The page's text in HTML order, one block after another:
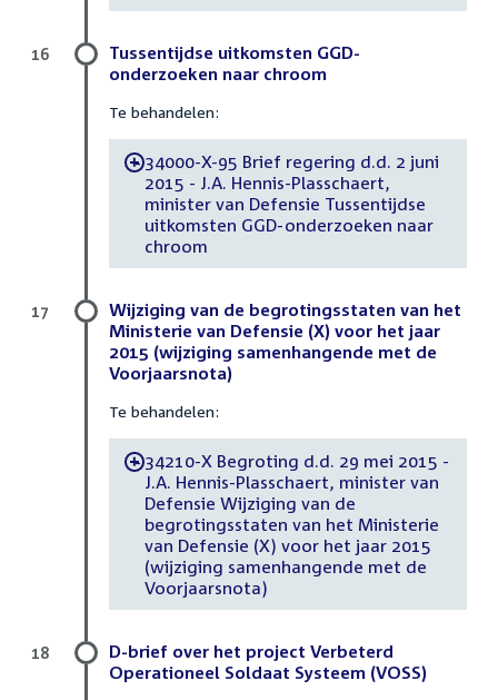
Tussentijdse uitkomsten GGD-
onderzoeken naar chroom
Te behandelen:
-34000-X-95 Brief regering d.d. 2 juni
2015 - J.A. Hennis-Plasschaert,
minister van Defensie Tussentijdse
uitkomsten GGD-onderzoeken naar
chroom
16
Wijziging van de begrotingsstaten van het
Ministerie van Defensie (X) voor het jaar
2015 (wijziging samenhangende met de
Voorjaarsnota)
Te behandelen:
-34210-X Begroting d.d. 29 mei 2015 -
J.A. Hennis-Plasschaert, minister van
Defensie Wijziging van de
begrotingsstaten van het Ministerie
van Defensie (X) voor het jaar 2015
(wijziging samenhangende met de
Voorjaarsnota)
17
D-brief over het project Verbeterd
Operationeel Soldaat Systeem (VOSS)
18